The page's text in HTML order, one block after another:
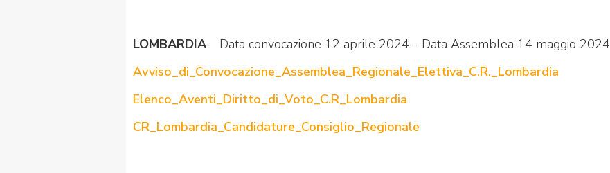
LOMBARDIA– Data convocazione 12 aprile 2024 - Data Assemblea 14 maggio 2024
Avviso_di_Convocazione_Assemblea_Regionale_Elettiva_C.R._Lombardia
Elenco_Aventi_Diritto_di_Voto_C.R_Lombardia
CR_Lombardia_Candidature_Consiglio_Regionale